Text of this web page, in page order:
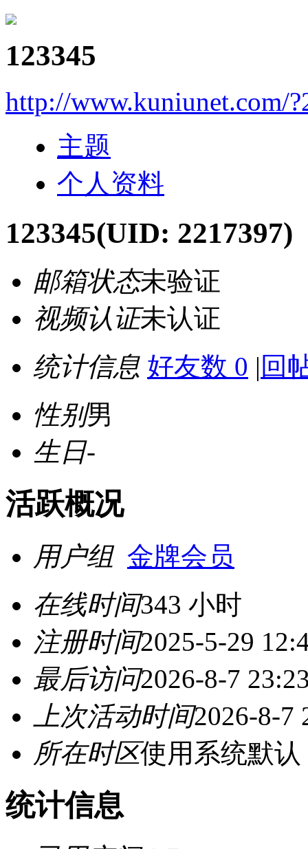
123345
http://www.kuniunet.com/
主题
个人资料
123345(UID: 2217397)
邮箱状态未验证
视频认证未认证
统计信息 好友数 0 | 回
性别男
生日-
活跃概况
用户组 金牌会员
在线时间343 小时
注册时间2025-5-29
最后访问2026-8-7
上次活动时间2026-8-7
所在时区使用系统默认
统计信息